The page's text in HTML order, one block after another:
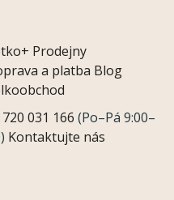
Prodejny
a platba Blog
031 166 (Po–Pá 9:00–
Kontaktujte nás